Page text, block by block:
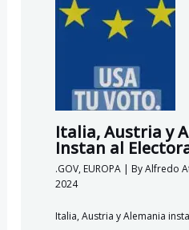
Italia, Austria y
Instan al
.GOV, EUROPA| ByAlfredo
2024
Italia, Austria y Alemania